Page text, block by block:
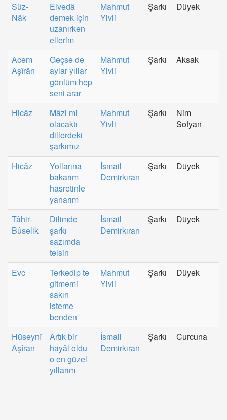
Sûz-
Nâk
Elvedâ
demek için
uzanırken
ellerim
Mahmut
Yivli
Şarkı Düyek
Acem
Aşîrân
Geçse de
aylar yıllar
gönlüm hep
seni arar
Mahmut
Yivli
Şarkı Aksak
Hicâz
Mâzi mi
olacaktı
dillerdeki
şarkımız
Mahmut
Yivli
Şarkı
Nim
Sofyan
Hicâz
Yollarına
bakarım
hasretinle
yanarım
İsmail
Demirkıran
Şarkı Düyek
Tâhir-
Bûselik
Dilimde
şarkı
sazımda
telsin
İsmail
Demirkıran
Şarkı Düyek
Evc
Terkedip te
gitmemi
sakın
isteme
benden
Mahmut
Yivli
Şarkı Düyek
Hüseynî
Aşîran
Artık bir
hayâl oldu
o en güzel
yıllarım
İsmail
Demirkıran
Şarkı Curcuna